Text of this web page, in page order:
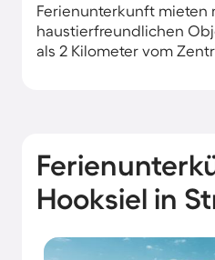
Ferienunterkunft mieten
haustierfreundlichen
als 2 Kilometer vom
Hooksiel in